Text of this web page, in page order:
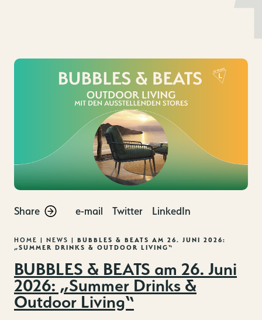
Skip
Share e-mail Twitter LinkedIn
HOME | NEWS | BUBBLES & BEATS AM 26. JUNI 2026:
„SUMMER DRINKS & OUTDOOR LIVING“
BUBBLES & BEATS am 26. Juni
2026: „Summer Drinks &
Outdoor Living“